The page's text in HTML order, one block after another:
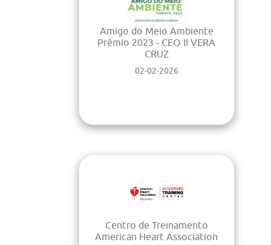
Amigo do Meio Ambiente
Prêmio 2023 - CEO II VERA
CRUZ
02-02-2026
Centro de Treinamento
American Heart Association